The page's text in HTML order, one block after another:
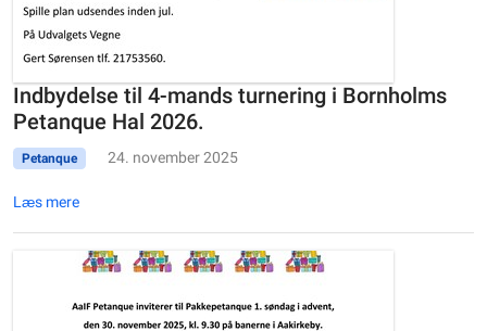
Indbydelse til 4-mands turnering i Bornholms
Petanque Hal 2026.
Petanque 24. november 2025
Læs mere